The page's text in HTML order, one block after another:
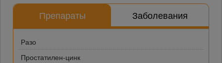
Препараты Заболевания
Разо
Простатилен-цинк